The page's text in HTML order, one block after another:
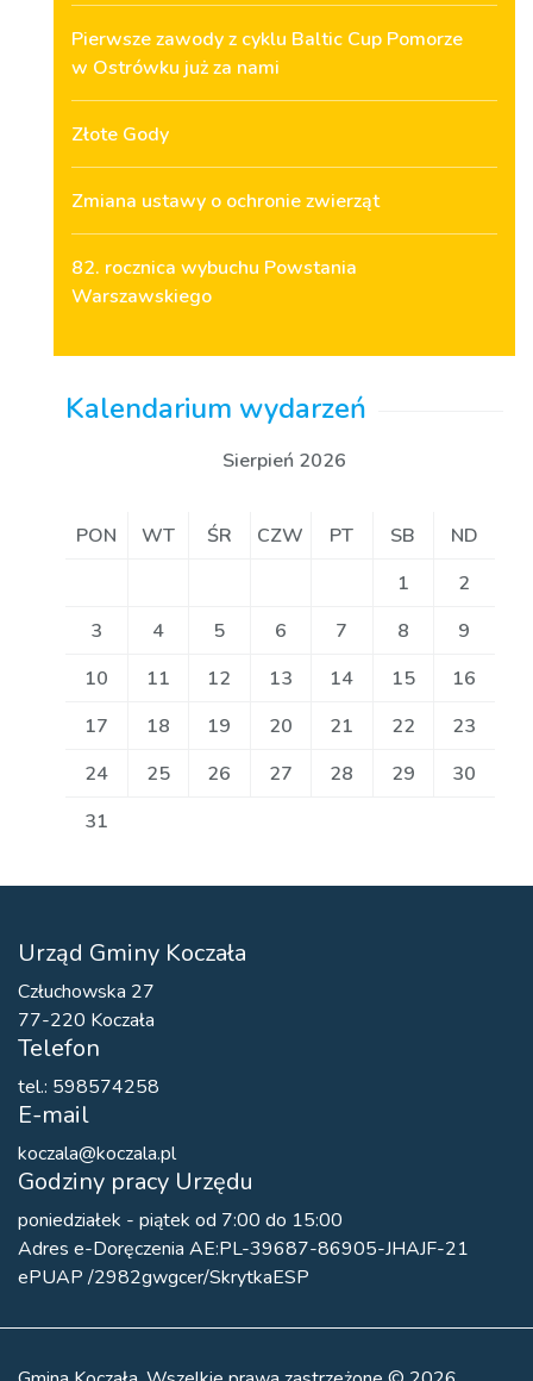
Pierwsze zawody z cyklu Baltic Cup Pomorze
w Ostrówku już za nami
Złote Gody
Zmiana ustawy o ochronie zwierząt
82. rocznica wybuchu Powstania
Warszawskiego
Kalendarium wydarzeń
Sierpień 2026
PON WT ŚR CZW PT SB
ND
1
2
3
4 5 6 7 8
9
10
11 12 13 14 15
16
17
18 19 20 21 22
23
24
25 26 27 28 29
30
31
Urząd Gminy Koczała
Człuchowska 27
77-220 Koczała
Telefon
tel.: 598574258
E-mail
koczala@koczala.pl
Godziny pracy Urzędu
poniedziałek - piątek od 7:00 do 15:00
Adres e-Doręczenia AE:PL-39687-86905-JHAJF-21
ePUAP /2982gwgcer/SkrytkaESP